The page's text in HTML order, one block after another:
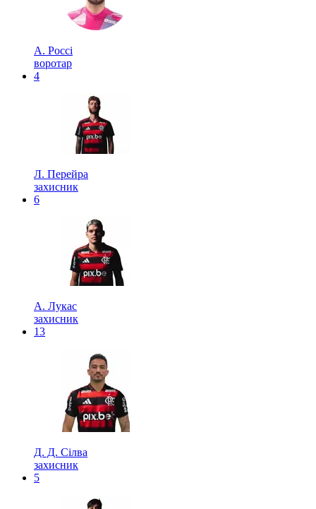
А. Россі
воротар
4
Л. Перейра
захисник
6
А. Лукас
захисник
13
Д. Д. Сілва
захисник
5